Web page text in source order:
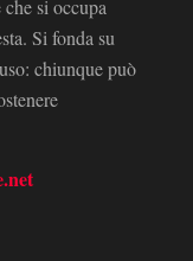
si occupa
Si fonda su
chiunque può